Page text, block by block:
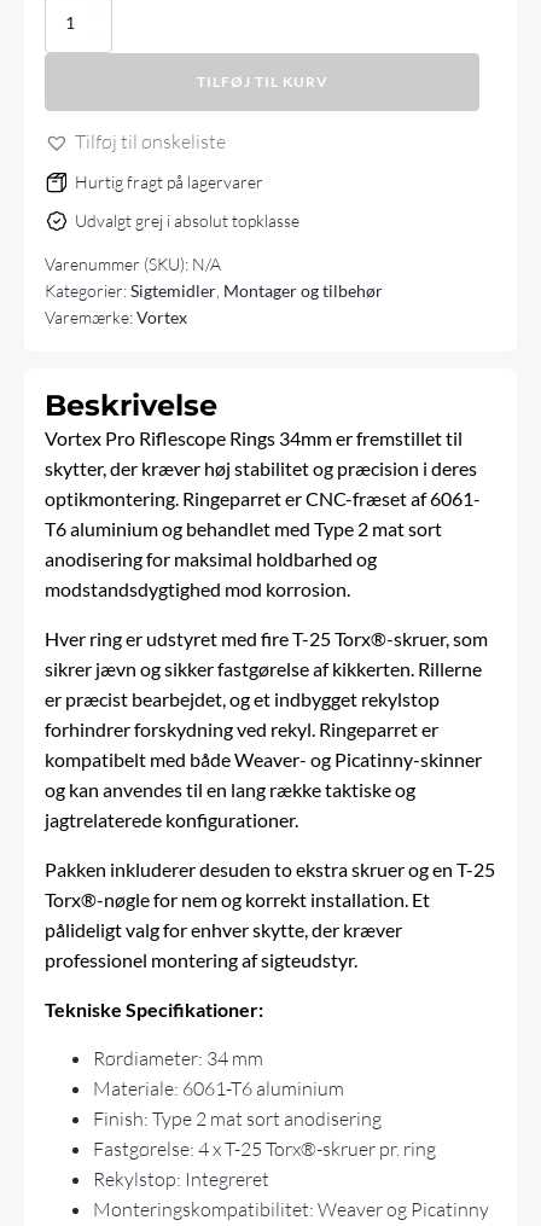
Vortex
Series
Rings
TILFØJ TIL KURV
Tilføj til ønskeliste
Hurtig fragt på lagervarer
Udvalgt grej i absolut topklasse
Varenummer (SKU): N/A
Kategorier:Sigtemidler Montager og tilbehør
Varemærke:Vortex
Beskrivelse
Vortex Pro Riflescope Rings 34mm er fremstillet til
skytter, der kræver høj stabilitet og præcision i deres
optikmontering. Ringeparret er CNC-fræset af 6061-
T6 aluminium og behandlet med Type 2 mat sort
anodisering for maksimal holdbarhed og
modstandsdygtighed mod korrosion.
Hver ring er udstyret med fire T-25 Torx®-skruer, som
sikrer jævn og sikker fastgørelse af kikkerten. Rillerne
er præcist bearbejdet, og et indbygget rekylstop
forhindrer forskydning ved rekyl. Ringeparret er
kompatibelt med både Weaver- og Picatinny-skinner
og kan anvendes til en lang række taktiske og
jagtrelaterede konfigurationer.
Pakken inkluderer desuden to ekstra skruer og en T-25
Torx®-nøgle for nem og korrekt installation. Et
pålideligt valg for enhver skytte, der kræver
professionel montering af sigteudstyr.
Tekniske Specifikationer:
Rørdiameter: 34 mm
Materiale: 6061-T6 aluminium
Finish: Type 2 mat sort anodisering
Fastgørelse: 4 x T-25 Torx®-skruer pr. ring
Rekylstop: Integreret
Monteringskompatibilitet: Weaver og Picatinny